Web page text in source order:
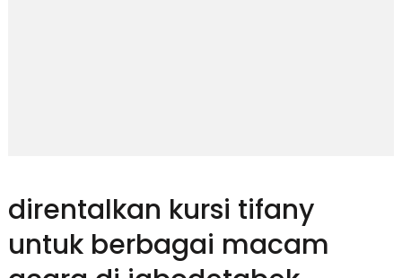
direntalkan kursi tifany
untuk berbagai macam